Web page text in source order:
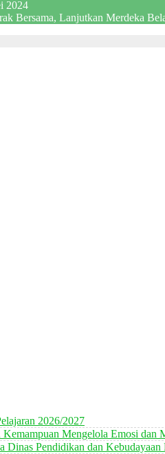
2024
Bersama, Lanjutkan Merdeka
2026/2027
Mengelola Emosi
Pendidikan dan